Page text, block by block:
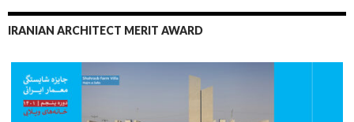
IRANIAN ARCHITECT MERIT AWARD